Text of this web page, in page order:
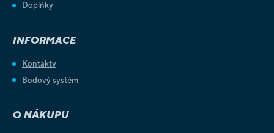
Doplňky
INFORMACE
Kontakty
Bodový systém
O NÁKUPU